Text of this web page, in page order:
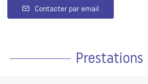
Contacter par email
Prestations